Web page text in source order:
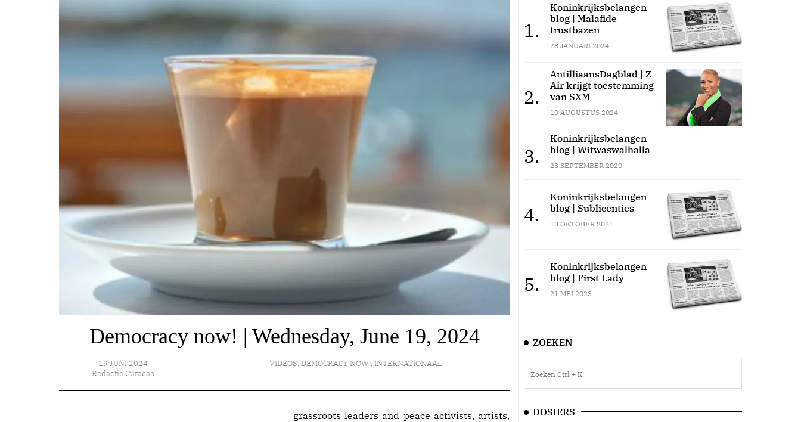
Democracy now! | Wednesday, June 19, 2024
19 JUNI 2024
Redactie Curacao
VIDEOS, DEMOCRACY NOW!, INTERNATIONAAL
grassroots leaders and peace activists, artists,
1.
Koninkrijksbelangen
blog | Malafide
trustbazen
28 JANUARI 2024
2.
AntilliaansDagblad | Z
Air krijgt toestemming
van SXM
10 AUGUSTUS 2024
3.
Koninkrijksbelangen
blog | Witwaswalhalla
23 SEPTEMBER 2020
4.
Koninkrijksbelangen
blog | Sublicenties
13 OKTOBER 2021
5.
Koninkrijksbelangen
blog | First Lady
21 MEI 2023
ZOEKEN
DOSIERS